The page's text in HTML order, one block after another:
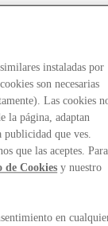
instaladas por
son necesarias
Las cookies
la página, adaptan
publicidad que ves.
que las aceptes. Para
de Cookies y nuestro
en